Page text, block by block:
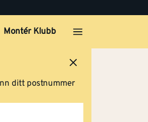
Montér Klubb
ditt postnummer